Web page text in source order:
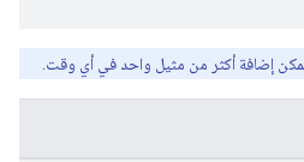
إضافة أكثر من مثيل واحد في أي وقت.